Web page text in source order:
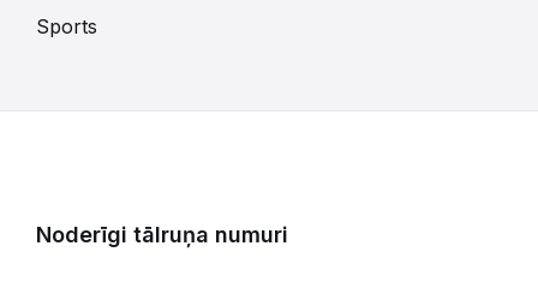
Sports
Noderīgi tālruņa numuri